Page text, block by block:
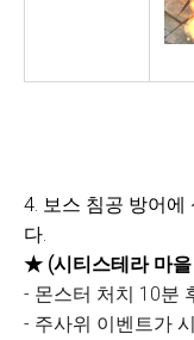
4. 보스 침공 방어에
다.
★ (시티스테라 마을
- 몬스터 처치 10분
- 주사위 이벤트가